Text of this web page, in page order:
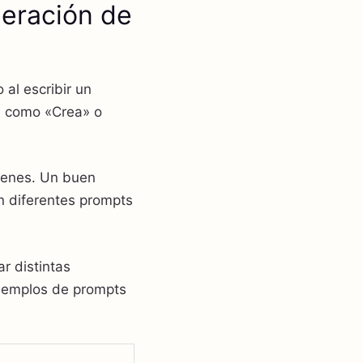
de
al escribir un
«Crea» o
Un buen
diferentes prompts
distintas
de prompts